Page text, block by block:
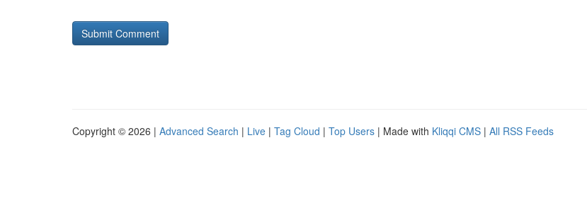
Copyright © 2026 | Advanced Search | Live | Tag Cloud | Top Users | Made with Kliqqi CMS | All RSS Feeds